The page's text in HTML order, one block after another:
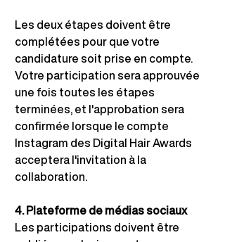
Les deux étapes doivent être
complétées pour que votre
candidature soit prise en compte.
Votre participation sera approuvée
une fois toutes les étapes
terminées, et l'approbation sera
confirmée lorsque le compte
Instagram des Digital Hair Awards
acceptera l'invitation à la
collaboration.
4. Plateforme de médias sociaux
Les participations doivent être